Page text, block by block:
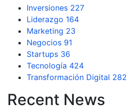
Inversiones 227
Liderazgo 164
Marketing 23
Negocios 91
Startups 36
Tecnología 424
Transformación Digital 282
Recent News